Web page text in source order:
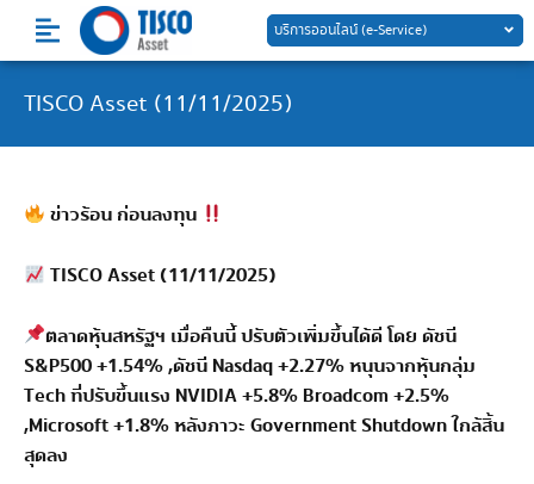
content
บริการออนไลน์ (e-Service)
TISCO Asset (11/11/2025)
ข่าวร้อน ก่อนลงทุน
TISCO Asset (11/11/2025)
ตลาดหุ้นสหรัฐฯ เมื่อคืนนี้ ปรับตัวเพิ่มขึ้นได้ดี โดย ดัชนี
S&P500 +1.54% ,ดัชนี Nasdaq +2.27% หนุนจากหุ้นกลุ่ม
Tech ที่ปรับขึ้นแรง NVIDIA +5.8% Broadcom +2.5%
,Microsoft +1.8% หลังภาวะ Government Shutdown ใกล้สิ้น
สุดลง